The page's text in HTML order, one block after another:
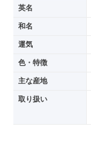
英名
和名
運気
色・特徴
主な産地
取り扱い